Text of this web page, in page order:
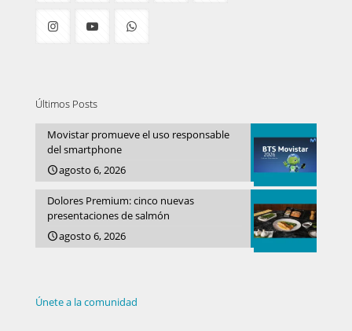
Últimos Posts
Movistar promueve el uso responsable
del smartphone
agosto 6, 2026
Dolores Premium: cinco nuevas
presentaciones de salmón
agosto 6, 2026
Únete a la comunidad